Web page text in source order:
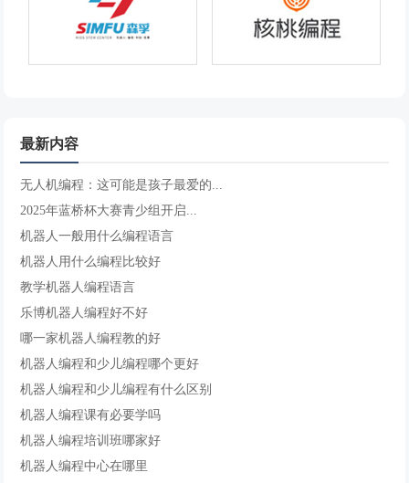
最新内容
无人机编程：这可能是孩子最爱的...
2025年蓝桥杯大赛青少组开启...
机器人一般用什么编程语言
机器人用什么编程比较好
教学机器人编程语言
乐博机器人编程好不好
哪一家机器人编程教的好
机器人编程和少儿编程哪个更好
机器人编程和少儿编程有什么区别
机器人编程课有必要学吗
机器人编程培训班哪家好
机器人编程中心在哪里